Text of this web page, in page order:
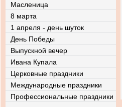
Масленица
8 марта
1 апреля - день шуток
День Победы
Выпускной вечер
Ивана Купала
Церковные праздники
Международные праздники
Профессиональные праздники